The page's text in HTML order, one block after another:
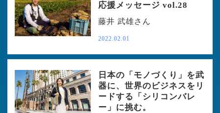
応援メッセージ vol.28
藤井 武雄さん
2022.02.01
日本の「モノづくり」を武
器に、世界のビジネスをリ
ードする「シリコンバレ
ー」に挑む。